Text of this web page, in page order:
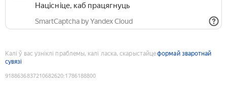
Націсніце, каб працягнуць
SmartCaptcha by Yandex Cloud
Калі ў вас узніклі праблемы, калі ласка, скарыстайцеформай зваротнай
сувязі
9188636837210682620:1786188800